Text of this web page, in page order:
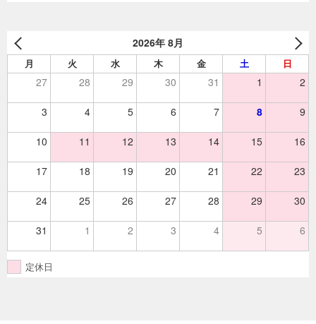
2026年 8月
月 火 水 木 金 土 日
27 28 29 30 31 1 2
3 4 5 6 7 8 9
10 11 12 13 14 15 16
17 18 19 20 21 22 23
24 25 26 27 28 29 30
31 1 2 3 4 5 6
定休日